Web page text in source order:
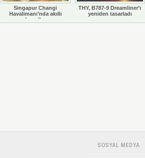
Singapur Changi
Havalimanı’nda akıllı
bavullar
THY, B787-9 Dreamliner’ı
yeniden tasarladı
SOSYAL MEDYA